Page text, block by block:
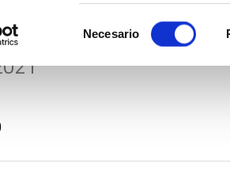
Necesario
TENSION –